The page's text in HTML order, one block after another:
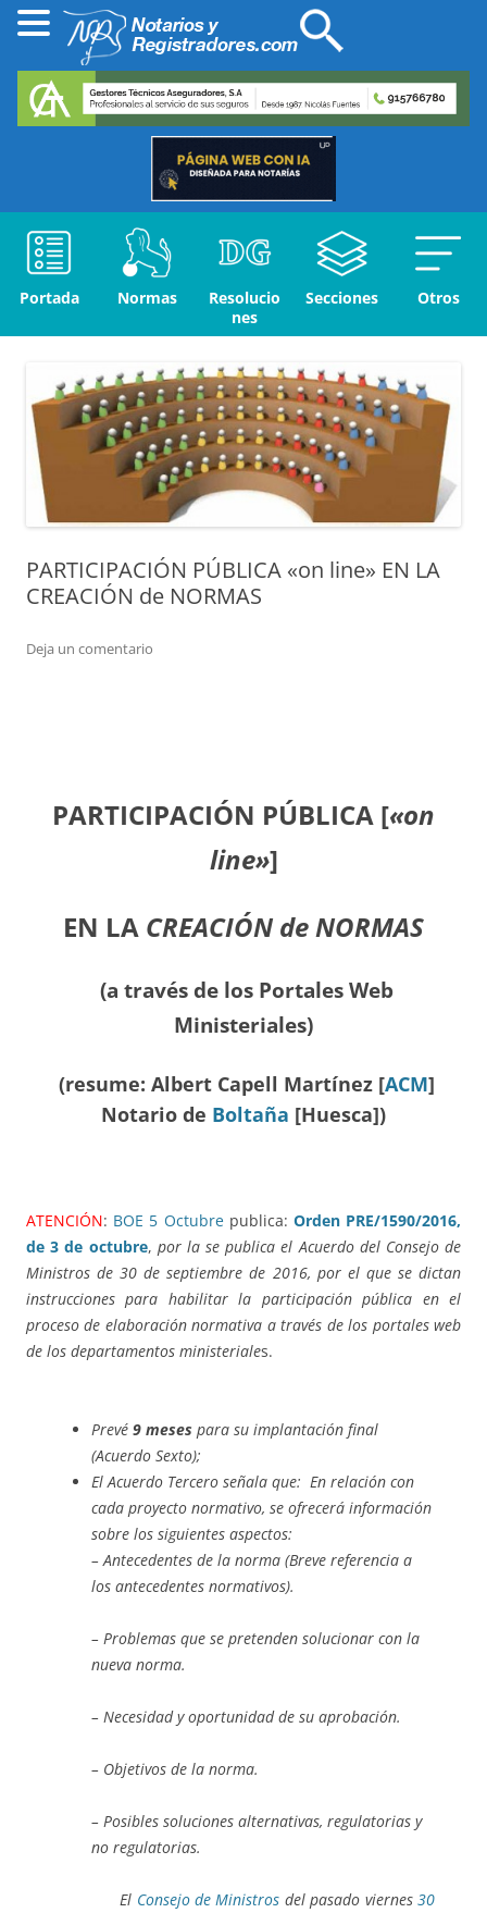
Portada Normas
Resolucio
nes
Secciones Otros
PARTICIPACIÓN PÚBLICA «on line» EN LA
CREACIÓN de NORMAS
Deja un comentario
PARTICIPACIÓN PÚBLICA [«on
line»]
EN LA CREACIÓNde NORMAS
(a través de los Portales Web
Ministeriales)
(resume: Albert Capell Martínez [ACM]
Notario de Boltaña [Huesca])
ATENCIÓN: BOE 5 Octubre publica: Orden PRE/1590/2016,
de 3 de octubre, por la se publica el Acuerdo del Consejo de
Ministros de 30 de septiembre de 2016, por el que se dictan
instrucciones para habilitar la participación pública en el
proceso de elaboración normativa a través de los portales web
de los departamentos ministeriales.
Prevé 9 meses para su implantación final
(Acuerdo Sexto);
El Acuerdo Tercero señala que: En relación con
cada proyecto normativo, se ofrecerá información
sobre los siguientes aspectos:
– Antecedentes de la norma (Breve referencia a
los antecedentes normativos).
– Problemas que se pretenden solucionar con la
nueva norma.
– Necesidad y oportunidad de su aprobación.
– Objetivos de la norma.
– Posibles soluciones alternativas, regulatorias y
no regulatorias.
El Consejo de Ministros del pasado viernes30